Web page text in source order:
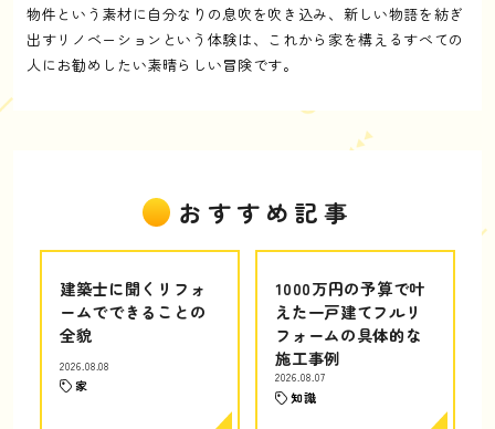
物件という素材に自分なりの息吹を吹き込み、新しい物語を紡ぎ
出すリノベーションという体験は、これから家を構えるすべての
人にお勧めしたい素晴らしい冒険です。
おすすめ記事
建築士に聞くリフォ
ームでできることの
全貌
2026.08.08
家
1000万円の予算で叶
えた一戸建てフルリ
フォームの具体的な
施工事例
2026.08.07
知識